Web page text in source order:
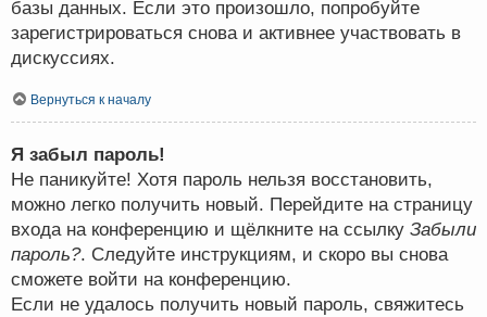
базы данных. Если это произошло, попробуйте
зарегистрироваться снова и активнее участвовать в
дискуссиях.
Вернуться к началу
Я забыл пароль!
Не паникуйте! Хотя пароль нельзя восстановить,
можно легко получить новый. Перейдите на страницу
входа на конференцию и щёлкните на ссылку Забыли
пароль?. Следуйте инструкциям, и скоро вы снова
сможете войти на конференцию.
Если не удалось получить новый пароль, свяжитесь